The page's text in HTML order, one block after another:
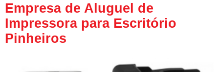
Empresa de Aluguel de
Impressora para Escritório
Pinheiros